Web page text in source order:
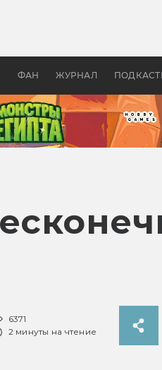
ФАН ЖУРНАЛ
Древней Грецией
6371
2 минуты на чтение